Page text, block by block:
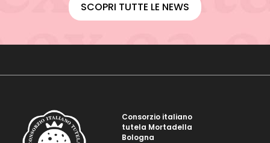
SCOPRI TUTTE LE NEWS
Consorzio italiano
tutela Mortadella
Bologna